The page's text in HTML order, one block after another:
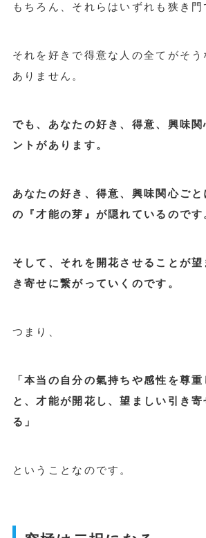
もちろん、それらはいずれも狭き門
それを好きで得意な人の全てがそう
ありません。
でも、あなたの好き、得意、興味関
ントがあります。
あなたの好き、得意、興味関心ごと
の『才能の芽』が隠れているのです
そして、それを開花させることが望
き寄せに繋がっていくのです。
つまり、
「本当の自分の氣持ちや感性を尊
と、才能が開花し、望ましい引き寄
る」
ということなのです。